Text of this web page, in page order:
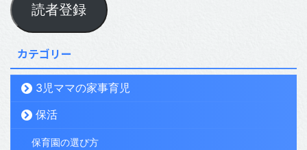
読者登録
カテゴリー
3児ママの家事育児
保活
保育園の選び方